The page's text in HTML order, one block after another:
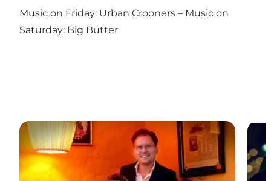
Music on Friday: Urban Crooners – Music on
Saturday: Big Butter